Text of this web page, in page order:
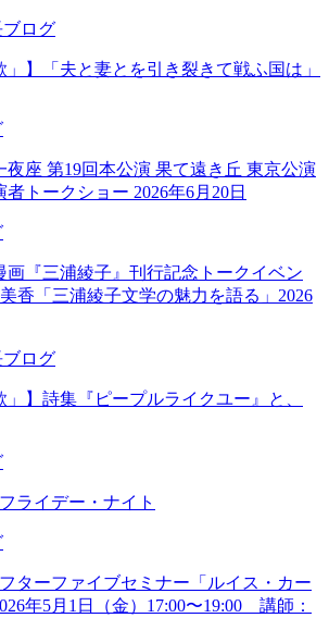
ブログ
」】「夫と妻とを引き裂きて戦ふ国は」
夜座 第19回本公演 果て遠き丘 東京公演
トークショー 2026年6月20日
画『三浦綾子』刊行記念トークイベン
香「三浦綾子文学の魅力を語る」2026
ブログ
」】詩集『ピープルライクユー』と、
ライデー・ナイト
ターファイブセミナー「ルイス・カー
年5月1日（金）17:00〜19:00 講師：